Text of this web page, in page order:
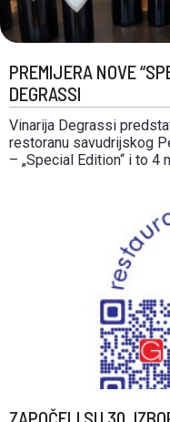
PREMIJERA NOVE
DEGRASSI
Vinarija Degrassi
restoranu savudrijskog
– „Special Edition“ i to 4
klimatskim i